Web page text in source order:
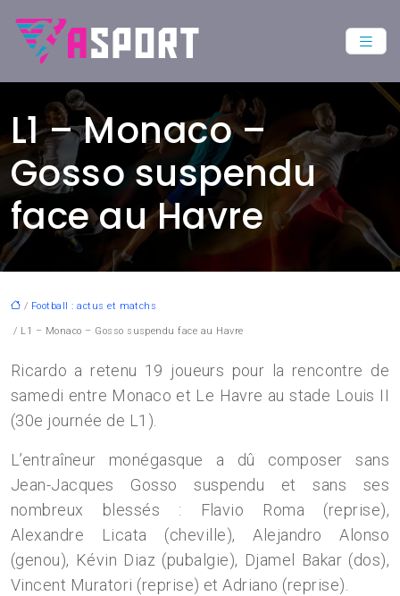
L1 – Monaco –
Gosso suspendu
face au Havre
/ Football : actus et matchs
/ L1 – Monaco – Gosso suspendu face au Havre
Ricardo a retenu 19 joueurs pour la rencontre de
samedi entre Monaco et Le Havre au stade Louis II
(30e journée de L1).
L’entraîneur monégasque a dû composer sans
Jean-Jacques Gosso suspendu et sans ses
nombreux blessés : Flavio Roma (reprise),
Alexandre Licata (cheville), Alejandro Alonso
(genou), Kévin Diaz (pubalgie), Djamel Bakar (dos),
Vincent Muratori (reprise) et Adriano (reprise).